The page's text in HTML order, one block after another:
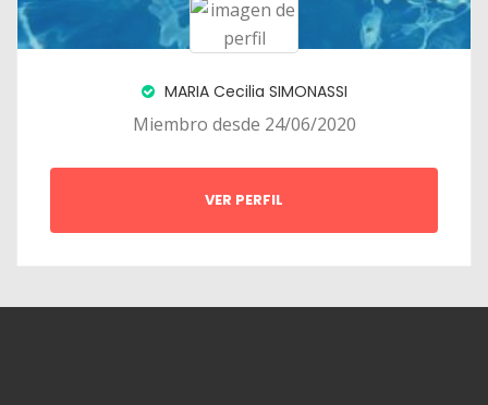
MARIA Cecilia SIMONASSI
Miembro desde 24/06/2020
VER PERFIL